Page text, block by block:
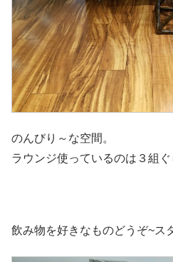
のんびり～な空間。
ラウンジ使っているのは３組ぐ
飲み物を好きなものどうぞ~ス